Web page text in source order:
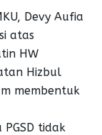
Devy Aufia
atas
HW
Hizbul
membentuk
tidak